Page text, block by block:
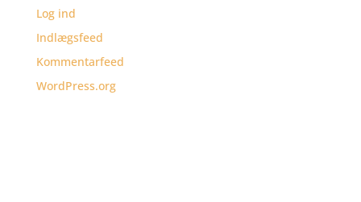
Log ind
Indlægsfeed
Kommentarfeed
WordPress.org